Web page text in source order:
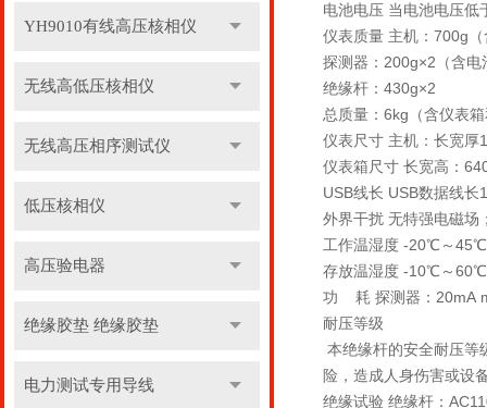
YH9010有线高压核相仪
无线高低压核相仪
无线高压相序测试仪
低压核相仪
高压验电器
绝缘胶垫 绝缘胶垫
电力测试专用导线
电池电压 当电池电压
仪表质量 主机：700g
探测器：200g×2（含电
绝缘杆：430g×2
总质量：6kg（含仪表
仪表尺寸 主机：长宽
仪表箱尺寸 长宽高：
USB线长 USB数据线长
外界干扰 无特强电磁场
工作温湿度 -20℃～
存放温湿度 -10℃～
功 耗 探测器：20mA
耐压等级
本绝缘杆的安全耐压等
险，造成人身伤害或设
绝缘试验 绝缘杆：